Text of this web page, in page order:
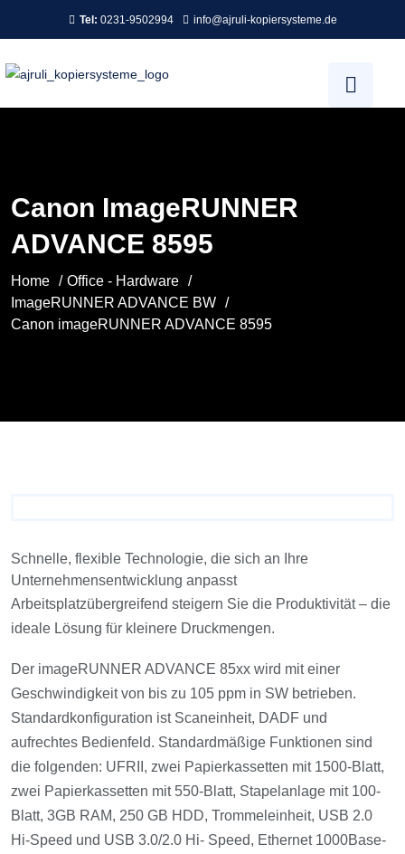
Tel: 0231-9502994 info@ajruli-kopiersysteme.de
Canon ImageRUNNER
ADVANCE 8595
Home
Office - Hardware
ImageRUNNER ADVANCE BW
Canon imageRUNNER ADVANCE 8595
Schnelle, flexible Technologie, die sich an Ihre
Unternehmensentwicklung anpasst
Arbeitsplatzübergreifend steigern Sie die Produktivität – die
ideale Lösung für kleinere Druckmengen.
Der imageRUNNER ADVANCE 85xx wird mit einer
Geschwindigkeit von bis zu 105 ppm in SW betrieben.
Standardkonfiguration ist Scaneinheit, DADF und
aufrechtes Bedienfeld. Standardmäßige Funktionen sind
die folgenden: UFRII, zwei Papierkassetten mit 1500-Blatt,
zwei Papierkassetten mit 550-Blatt, Stapelanlage mit 100-
Blatt, 3GB RAM, 250 GB HDD, Trommeleinheit, USB 2.0
Hi-Speed und USB 3.0/2.0 Hi- Speed, Ethernet 1000Base-